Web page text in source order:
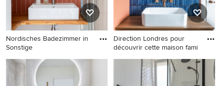
Nordisches Badezimmer in
Sonstige
Nordisches Badezimmer in
Sonstige
Direction Londres pour
découvrir cette maison fami
Skandinavisches
Badezimmer in Paris